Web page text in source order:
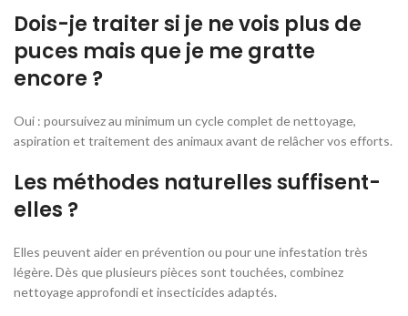
Dois-je traiter si je ne vois plus de
puces mais que je me gratte
encore ?
Oui : poursuivez au minimum un cycle complet de nettoyage,
aspiration et traitement des animaux avant de relâcher vos efforts.
Les méthodes naturelles suffisent-
elles ?
Elles peuvent aider en prévention ou pour une infestation très
légère. Dès que plusieurs pièces sont touchées, combinez
nettoyage approfondi et insecticides adaptés.